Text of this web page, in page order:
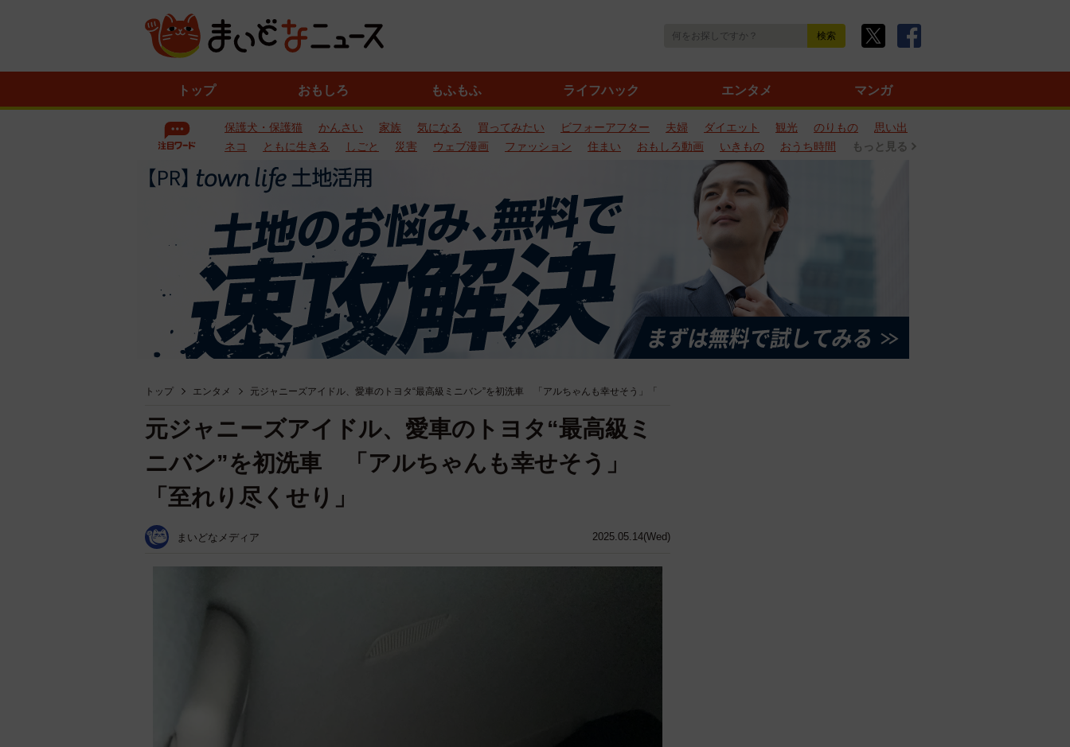
トップ おもしろ もふもふ ライフハック エンタメ マンガ
保護犬・保護猫 かんさい 家族 気になる 買ってみたい ビフォーアフター 夫婦 ダイエット 観光 のりもの
思い出
ネコ
ともに生きる しごと 災害 ウェブ漫画 ファッション 住まい おもしろ動画 いきもの おうち時間 もっと見る
トップ エンタメ 元ジャニーズアイドル、愛車のトヨタ“最高級ミニバン”を初洗車 「アルちゃんも幸せそう」「
2025.05.14(Wed)
元ジャニーズアイドル、愛車のトヨタ“最高級ミ
ニバン”を初洗車 「アルちゃんも幸せそう」
「至れり尽くせり」
まいどなメディア